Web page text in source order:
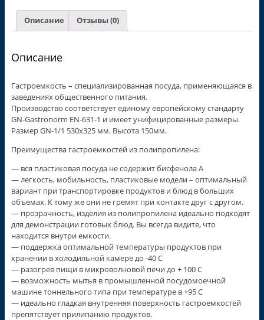
Описание Отзывы (0)
Описание
Гастроемкость – специализированная посуда, применяющаяся в
заведениях общественного питания.
Производство соответствует единому европейскому стандарту
GN-Gastronorm EN-631-1 и имеет унифицированные размеры.
Размер GN-1/1 530х325 мм. Высота 150мм.
Преимущества гастроемкостей из полипропилена:
— вся пластиковая посуда не содержит бисфенола А
— легкость, мобильность, пластиковые модели – оптимальный
вариант при транспортировке продуктов и блюд в больших
объемах. К тому же они не гремят при контакте друг с другом.
— прозрачность, изделия из полипропилена идеально подходят
для демонстрации готовых блюд. Вы всегда видите, что
находится внутри емкости.
— поддержка оптимальной температуры продуктов при
хранении в холодильной камере до -40 С
— разогрев пищи в микроволновой печи до + 100 С
— возможность мытья в промышленной посудомоечной
машине тоннельного типа при температуре в +95 С
— идеально гладкая внутренняя поверхность гастроемкостей
препятствует прилипанию продуктов.